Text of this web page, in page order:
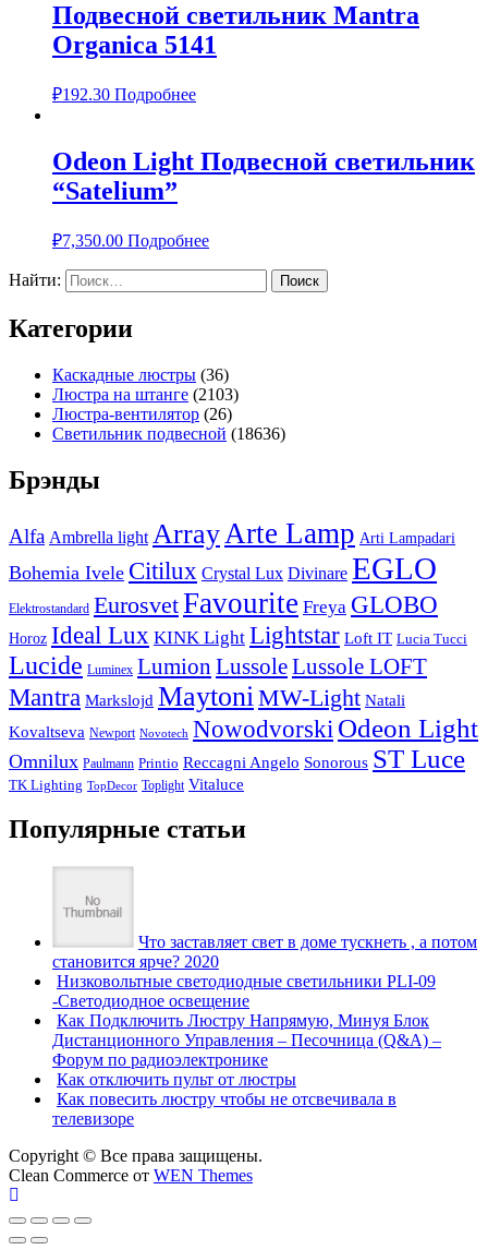
Подвесной светильник Mantra
Organica 5141
₽192.30 Подробнее
Odeon Light Подвесной светильник
“Satelium”
₽7,350.00 Подробнее
Найти:
Категории
Каскадные люстры (36)
Люстра на штанге (2103)
Люстра-вентилятор (26)
Светильник подвесной (18636)
Брэнды
Alfa Ambrella light Array Arte Lamp Arti Lampadari
Bohemia Ivele Citilux Crystal Lux Divinare EGLO
Elektrostandard EurosvetFavourite Freya GLOBO
Horoz Ideal Lux KINK Light Lightstar Loft IT Lucia Tucci
Lucide Luminex Lumion LussoleLussole LOFT
Mantra Markslojd Maytoni MW-Light Natali
Kovaltseva Newport Novotech Nowodvorski Odeon Light
Omnilux Paulmann Printio Reccagni Angelo Sonorous ST Luce
TK Lighting TopDecor Toplight Vitaluce
Популярные статьи
Что заставляет свет в доме тускнеть , а потом
становится ярче? 2020
Низковольтные светодиодные светильники PLI-09
-Светодиодное освещение
Как Подключить Люстру Напрямую, Минуя Блок
Дистанционного Управления – Песочница (Q&A) –
Форум по радиоэлектронике
Как отключить пульт от люстры
Как повесить люстру чтобы не отсвечивала в
телевизоре
Copyright © Все права защищены.
Clean Commerce от WEN Themes